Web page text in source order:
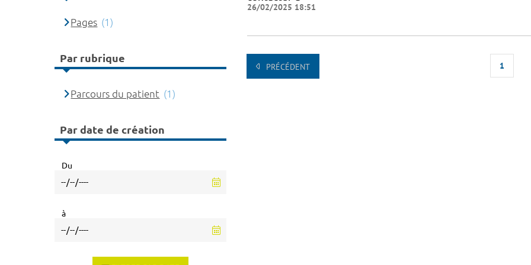
26/02/2025 18:51
PRÉCÉDENT 1
Pages (1)
Par rubrique
Parcours du patient (1)
Par date de création
Du
à